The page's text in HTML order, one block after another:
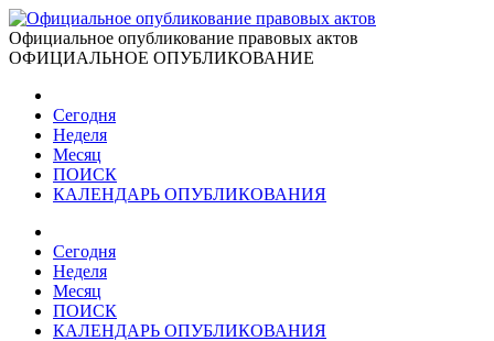
Официальное опубликование правовых актов
ОФИЦИАЛЬНОЕ ОПУБЛИКОВАНИЕ
Сегодня
Неделя
Месяц
ПОИСК
КАЛЕНДАРЬ ОПУБЛИКОВАНИЯ
Сегодня
Неделя
Месяц
ПОИСК
КАЛЕНДАРЬ ОПУБЛИКОВАНИЯ